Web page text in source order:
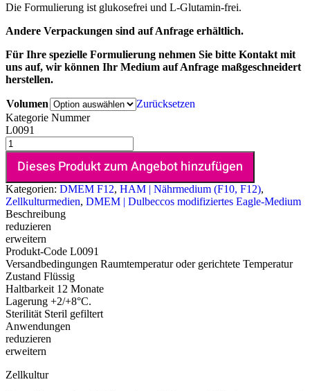
Die Formulierung ist glukosefrei und L-Glutamin-frei.
Andere Verpackungen sind auf Anfrage erhältlich.
Für Ihre spezielle Formulierung nehmen Sie bitte Kontakt mit
uns auf, wir können Ihr Medium auf Anfrage maßgeschneidert
herstellen.
Volumen
Zurücksetzen
Kategorie Nummer
L0091
Dieses Produkt zum Angebot hinzufügen
Kategorien: DMEM F12, HAM | Nährmedium (F10, F12),
Zellkulturmedien, DMEM | Dulbeccos modifiziertes Eagle-Medium
Beschreibung
reduzieren
erweitern
Produkt-Code L0091
Versandbedingungen Raumtemperatur oder gerichtete Temperatur
Zustand Flüssig
Haltbarkeit 12 Monate
Lagerung +2/+8°C.
Sterilität Steril gefiltert
Anwendungen
reduzieren
erweitern
Zellkultur